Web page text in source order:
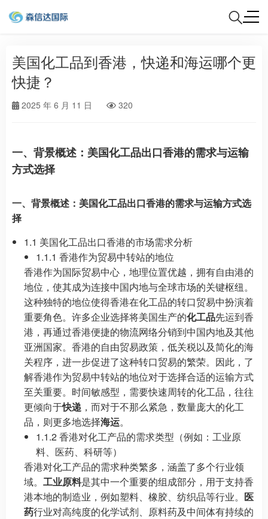
美国化工品到香港，快递和海运哪个更
快捷？
2025 年 6 月 11 日 320
一、背景概述：美国化工品出口香港的需求与运输
方式选择
一、背景概述：美国化工品出口香港的需求与运输方式选
择
1.1 美国化工品出口香港的市场需求分析
1.1.1 香港作为贸易中转站的地位
香港作为国际贸易中心，地理位置优越，拥有自由港的
地位，使其成为连接中国内地与全球市场的关键枢纽。
这种独特的地位使得香港在化工品的转口贸易中扮演着
重要角色。许多企业选择将美国生产的化工品先运到香
港，再通过香港便捷的物流网络分销到中国内地及其他
亚洲国家。香港的自由贸易政策，低关税以及简化的海
关程序，进一步促进了这种转口贸易的繁荣。因此，了
解香港作为贸易中转站的地位对于选择合适的运输方式
至关重要。时间敏感型，需要快速周转的化工品，往往
更倾向于快递 ，而对于不那么紧急，数量庞大的化工
品，则更多地选择海运。
1.1.2 香港对化工产品的需求类型（例如：工业原
料、医药、科研等）
香港对化工产品的需求种类繁多，涵盖了多个行业领
域。 工业原料是其中一个重要的组成部分，用于支持香
港本地的制造业，例如塑料、橡胶、纺织品等行业。 医
药行业对高纯度的化学试剂、原料药及中间体有持续的